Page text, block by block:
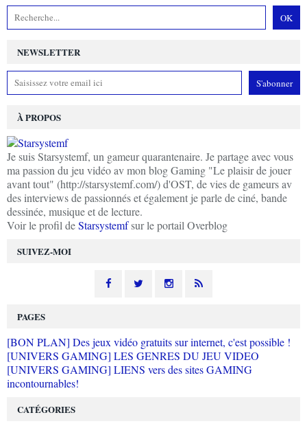
NEWSLETTER
SUIVEZ-MOI
À PROPOS
Je suis Starsystemf, un gameur quarantenaire. Je partage avec vous
ma passion du jeu vidéo av mon blog Gaming "Le plaisir de jouer
avant tout" (http://starsystemf.com/) d'OST, de vies de gameurs av
des interviews de passionnés et également je parle de ciné, bande
dessinée, musique et de lecture.
Voir le profil deStarsystemfsur le portail Overblog
PAGES
[BON PLAN] Des jeux vidéo gratuits sur internet, c'est possible !
[UNIVERS GAMING] LES GENRES DU JEU VIDEO
[UNIVERS GAMING] LIENS vers des sites GAMING
incontournables!
CATÉGORIES